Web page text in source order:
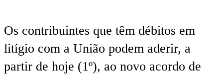
Os contribuintes que têm débitos em
litígio com a União podem aderir, a
partir de hoje (1º), ao novo acordo de